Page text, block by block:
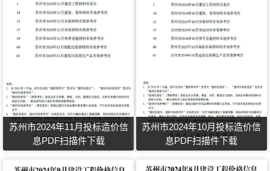
苏州市2024年11月投标造价信
息PDF扫描件下载
苏州市2024年10月投标造价信
息PDF扫描件下载